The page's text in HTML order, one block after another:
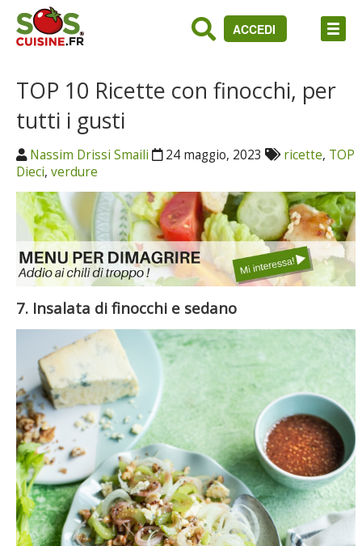
ACCEDI
TOP 10 Ricette con finocchi, per
tutti i gusti
Nassim Drissi Smaili 24 maggio, 2023 ricette, TOP
Dieci, verdure
7. Insalata di finocchi e sedano